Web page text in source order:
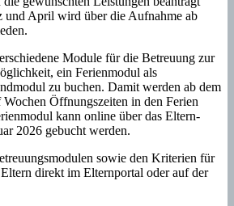
und April wird über die Aufnahme ab
Module für die Betreuung zur
ein Ferienmodul als
zu buchen. Damit werden ab dem
Öffnungszeiten in den Ferien
kann online über das Eltern-
2026 gebucht werden.
sowie den Kriterien für
direkt im Elternportal oder auf der